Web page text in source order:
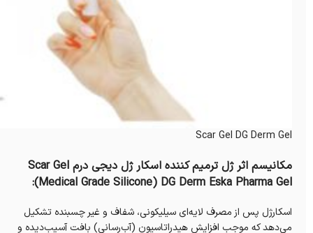
Scar Gel DG Derm Gel
مکانیسم اثر ژل ترمیم کننده اسکار ژل دیجی درم Scar Gel
(Medical Grade Silicone) DG Derm Eska Pharma Gel:
اسکارژل پس از مصرف لایه‌ای سیلیکونی، شفاف و غیر چسبنده تشکیل
می‌دهد که موجب افزایش هیدراتاسیون (آب‌رسانی) بافت آسیب‌دیده و